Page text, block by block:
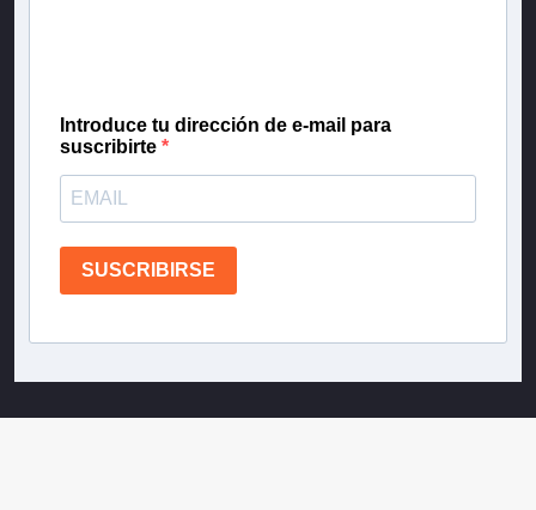
Introduce tu dirección de e-mail para
suscribirte
SUSCRIBIRSE